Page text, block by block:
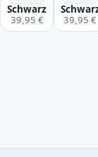
Schwarz
39,95 € 39,95 €